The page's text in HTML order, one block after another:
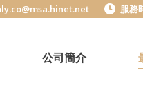
服務
公司簡介